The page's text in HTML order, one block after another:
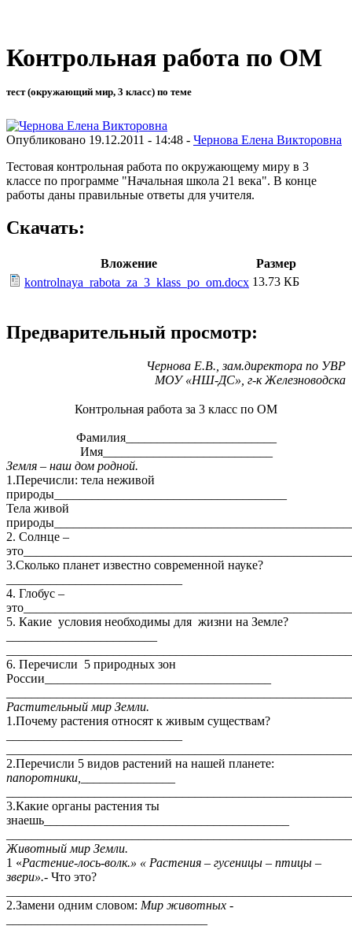
Контрольная работа по ОМ
тест (окружающий мир, 3 класс) по теме
Опубликовано 19.12.2011 - 14:48 - Чернова Елена Викторовна
Тестовая контрольная работа по окружающему миру в 3
классе по программе "Начальная школа 21 века". В конце
работы даны правильные ответы для учителя.
Скачать:
Вложение
Размер
kontrolnaya_rabota_za_3_klass_po_om.docx 13.73 КБ
Предварительный просмотр:
Чернова Е.В., зам.директора по УВР
МОУ «НШ-ДС», г-к Железноводска
Контрольная работа за 3 класс по ОМ
Фамилия________________________
Имя___________________________
Земля – наш дом родной.
1.Перечисли: тела неживой
природы_____________________________________
Тела живой
2. Солнце –
3.Сколько планет известно современной науке?
4. Глобус –
5. Какие условия необходимы для жизни на Земле?
6. Перечисли 5 природных зон
России____________________________________
Растительный мир Земли.
1.Почему растения относят к живым существам?
2.Перечисли 5 видов растений на нашей планете:
папоротники,
3.Какие органы растения ты
знаешь_______________________________________
Животный мир Земли.
1 «Растение-лось-волк.» « Растения – гусеницы – птицы –
звери».- Что это?
2.Замени одним словом: Мир животных -